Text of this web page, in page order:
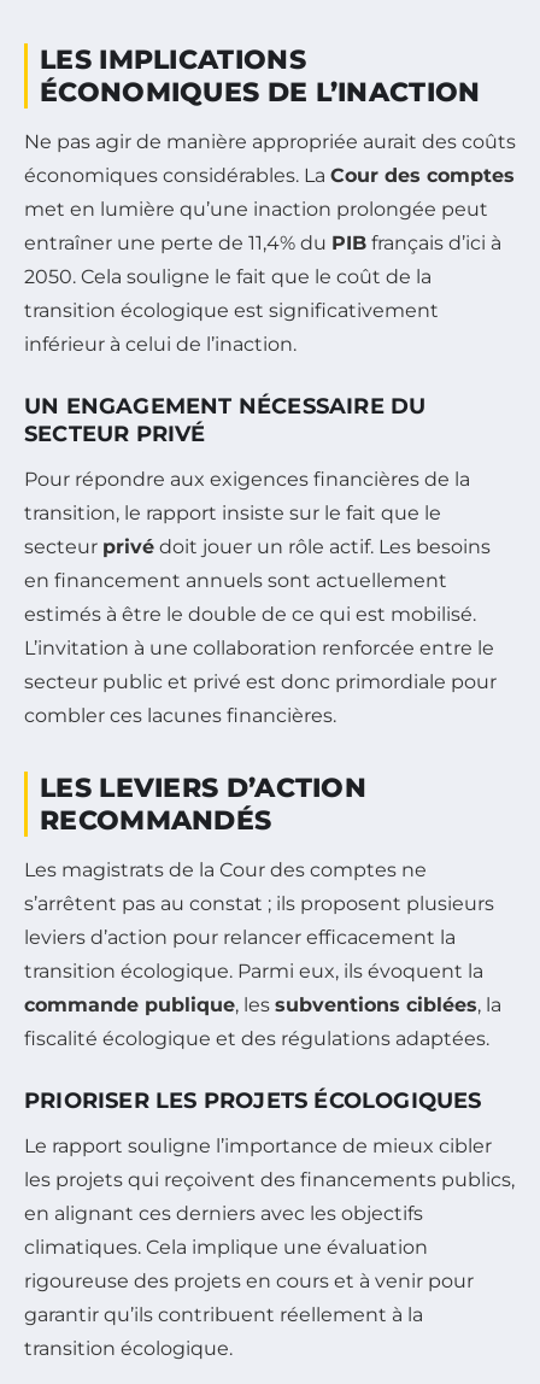
LES IMPLICATIONS
ÉCONOMIQUES DE L’INACTION
Ne pas agir de manière appropriée aurait des coûts
économiques considérables. La Cour des comptes
met en lumière qu’une inaction prolongée peut
entraîner une perte de 11,4% du PIB français d’ici à
2050. Cela souligne le fait que le coût de la
transition écologique est significativement
inférieur à celui de l’inaction.
UN ENGAGEMENT NÉCESSAIRE DU
SECTEUR PRIVÉ
Pour répondre aux exigences financières de la
transition, le rapport insiste sur le fait que le
secteur privé doit jouer un rôle actif. Les besoins
en financement annuels sont actuellement
estimés à être le double de ce qui est mobilisé.
L’invitation à une collaboration renforcée entre le
secteur public et privé est donc primordiale pour
combler ces lacunes financières.
LES LEVIERS D’ACTION
RECOMMANDÉS
Les magistrats de la Cour des comptes ne
s’arrêtent pas au constat ; ils proposent plusieurs
leviers d’action pour relancer efficacement la
transition écologique. Parmi eux, ils évoquent la
commande publique, les subventions ciblées, la
fiscalité écologique et des régulations adaptées.
PRIORISER LES PROJETS ÉCOLOGIQUES
Le rapport souligne l’importance de mieux cibler
les projets qui reçoivent des financements publics,
en alignant ces derniers avec les objectifs
climatiques. Cela implique une évaluation
rigoureuse des projets en cours et à venir pour
garantir qu’ils contribuent réellement à la
transition écologique.